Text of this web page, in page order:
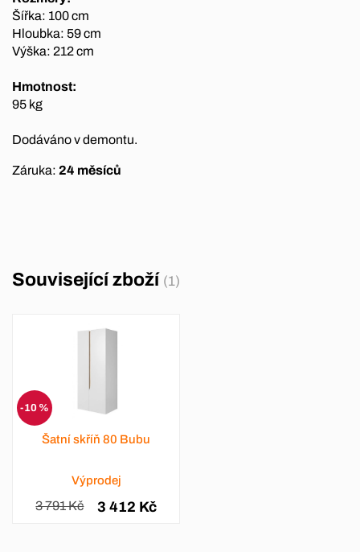
Šířka: 100 cm
Hloubka: 59 cm
Výška: 212 cm
Hmotnost:
95 kg
Dodáváno v demontu.
Záruka: 24 měsíců
Související zboží (1)
-10 %
Šatní skříň 80 Bubu
Výprodej
3 791 Kč 3 412 Kč